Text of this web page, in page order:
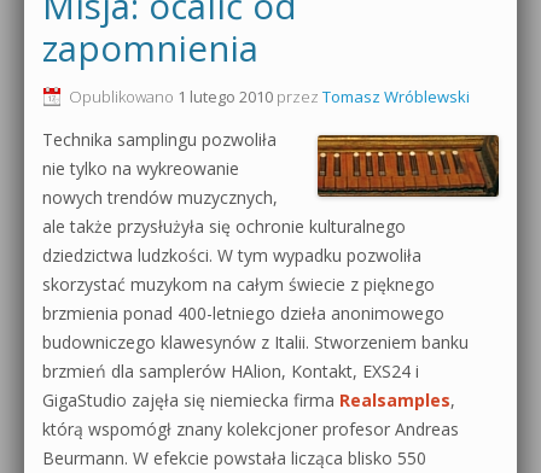
Produkcja muzyczna od podstaw
Sylenth1 od podstaw
Sound Forge od podstaw
Dubstep z syntezatorem Massive
Pakiety
0dB.pl - informacje
Newsletter
Materiały dla mediów
Archiwum aktualności
Polityka prywatności
Regulamin
Działanie sklepu internetowego
Wyszukiwanie
zapomnienia
Opublikowano 1 lutego 2010 przez Tomasz Wróblewski
Technika samplingu pozwoliła
nie tylko na wykreowanie
nowych trendów muzycznych,
ale także przysłużyła się ochronie kulturalnego
dziedzictwa ludzkości. W tym wypadku pozwoliła
skorzystać muzykom na całym świecie z pięknego
brzmienia ponad 400-letniego dzieła anonimowego
budowniczego klawesynów z Italii. Stworzeniem banku
brzmień dla samplerów HAlion, Kontakt, EXS24 i
GigaStudio zajęła się niemiecka firma Realsamples,
którą wspomógł znany kolekcjoner profesor Andreas
Beurmann. W efekcie powstała licząca blisko 550